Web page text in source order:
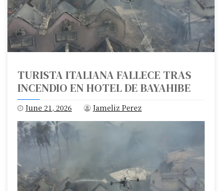
TURISTA ITALIANA FALLECE TRAS
INCENDIO EN HOTEL DE BAYAHIBE
June 21, 2026 Jameliz Perez